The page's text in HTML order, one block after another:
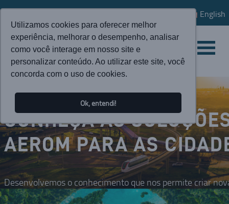
Utilizamos cookies para oferecer melhor
experiência, melhorar o desempenho, analisar
como você interage em nosso site e
personalizar conteúdo. Ao utilizar este site, você
concorda com o uso de cookies.
Ok, entendi!
English
CONHEÇA AS
AEROM PARA AS
Desenvolvemos o conhecimento que nos permite criar